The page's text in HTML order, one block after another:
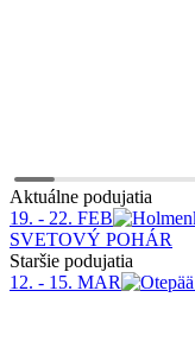
Aktuálne podujatia
19. - 22. FEB
SVETOVÝ POHÁR
Staršie podujatia
12. - 15. MAR